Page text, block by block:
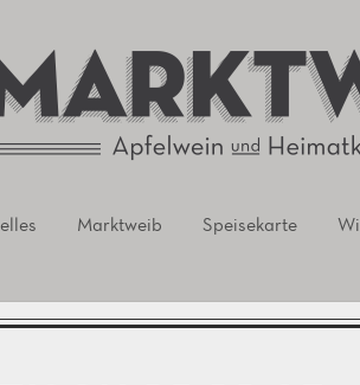
Marktweib Speisekarte